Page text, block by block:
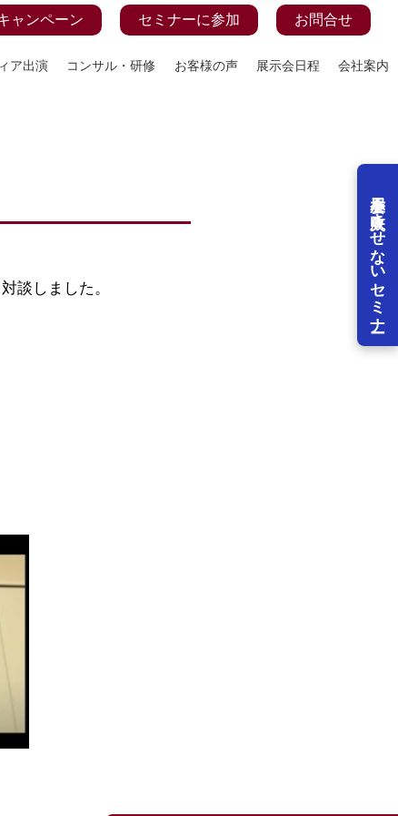
展示会を失敗させないセミナー
ャンペーン セミナーに参加 お問合せ
ア出演 コンサル・研修 お客様の声 展示会日程 会社案内
談しました。